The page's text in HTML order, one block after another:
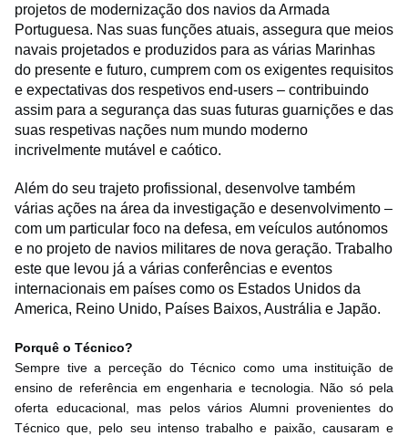
projetos de modernização dos navios da Armada
Portuguesa. Nas suas funções atuais, assegura que meios
navais projetados e produzidos para as várias Marinhas
do presente e futuro, cumprem com os exigentes requisitos
e expectativas dos respetivos end-users – contribuindo
assim para a segurança das suas futuras guarnições e das
suas respetivas nações num mundo moderno
incrivelmente mutável e caótico.
Além do seu trajeto profissional, desenvolve também
várias ações na área da investigação e desenvolvimento –
com um particular foco na defesa, em veículos autónomos
e no projeto de navios militares de nova geração. Trabalho
este que levou já a várias conferências e eventos
internacionais em países como os Estados Unidos da
America, Reino Unido, Países Baixos, Austrália e Japão.
Porquê o Técnico?
Sempre tive a perceção do Técnico como uma instituição de
ensino de referência em engenharia e tecnologia. Não só pela
oferta educacional, mas pelos vários Alumni provenientes do
Técnico que, pelo seu intenso trabalho e paixão, causaram e